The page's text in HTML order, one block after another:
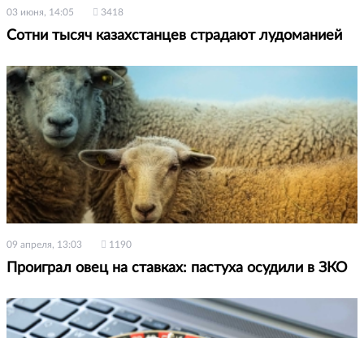
03 июня, 14:05 3418
Сотни тысяч казахстанцев страдают лудоманией
09 апреля, 13:03 1190
Проиграл овец на ставках: пастуха осудили в ЗКО